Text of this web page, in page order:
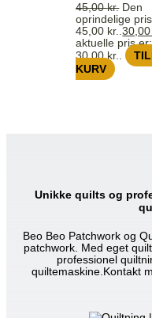
45,00kr. Den
oprindelige
45,00 kr..30,00
aktuelle pris er:
30,00 kr..
KURV
Unikke quilts og
Beo Beo Patchwork og
patchwork. Med eget
professionel
quiltemaskine.Kontakt